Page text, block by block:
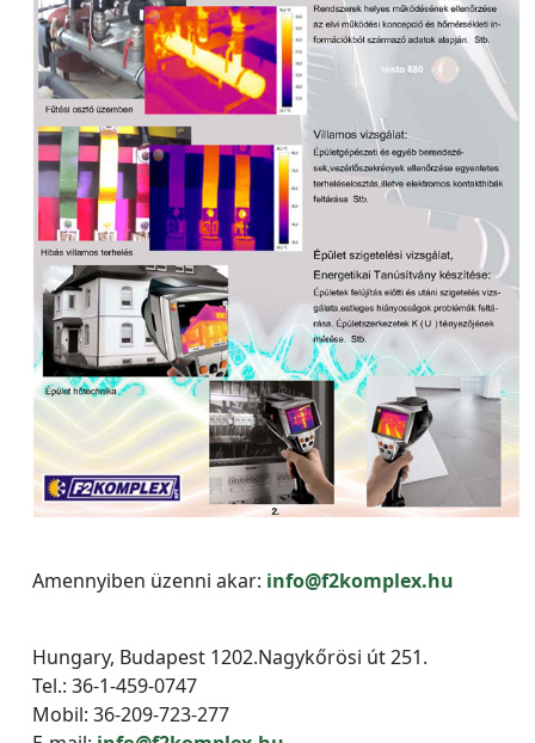
Amennyiben üzenni akar: info@f2komplex.hu
Hungary, Budapest 1202.Nagykőrösi út 251.
Tel.: 36-1-459-0747
Mobil: 36-209-723-277